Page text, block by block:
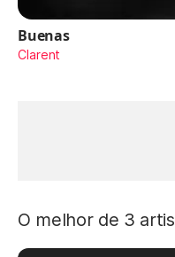
Buenas
Clarent
O melhor de 3